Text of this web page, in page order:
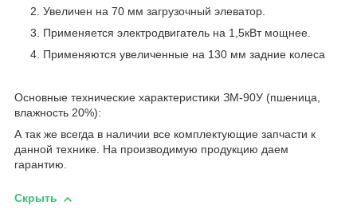
Увеличен на 70 мм загрузочный элеватор.
Применяется электродвигатель на 1,5кВт мощнее.
Применяются увеличенные на 130 мм задние колеса
Основные технические характеристики ЗМ-90У (пшеница,
влажность 20%):
А так же всегда в наличии все комплектующие запчасти к
данной технике. На производимую продукцию даем
гарантию.
Скрыть